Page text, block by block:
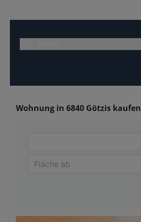
Wohnung in 6840 Götzis kaufen